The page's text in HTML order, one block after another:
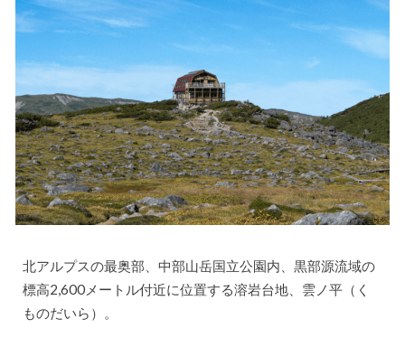
北アルプスの最奥部、中部山岳国立公園内、黒部源流域の
標高2,600メートル付近に位置する溶岩台地、雲ノ平（く
ものだいら）。